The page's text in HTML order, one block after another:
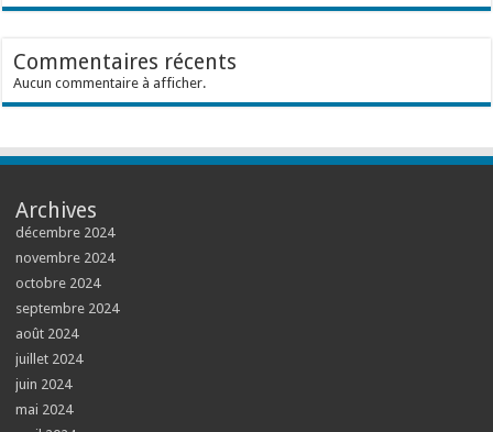
Commentaires récents
Aucun commentaire à afficher.
Archives
décembre 2024
novembre 2024
octobre 2024
septembre 2024
août 2024
juillet 2024
juin 2024
mai 2024